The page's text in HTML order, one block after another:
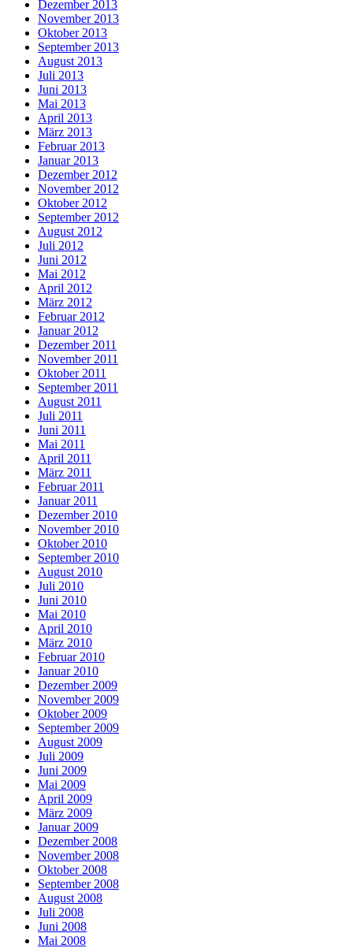
Dezember 2013
November 2013
Oktober 2013
September 2013
August 2013
Juli 2013
Juni 2013
Mai 2013
April 2013
März 2013
Februar 2013
Januar 2013
Dezember 2012
November 2012
Oktober 2012
September 2012
August 2012
Juli 2012
Juni 2012
Mai 2012
April 2012
März 2012
Februar 2012
Januar 2012
Dezember 2011
November 2011
Oktober 2011
September 2011
August 2011
Juli 2011
Juni 2011
Mai 2011
April 2011
März 2011
Februar 2011
Januar 2011
Dezember 2010
November 2010
Oktober 2010
September 2010
August 2010
Juli 2010
Juni 2010
Mai 2010
April 2010
März 2010
Februar 2010
Januar 2010
Dezember 2009
November 2009
Oktober 2009
September 2009
August 2009
Juli 2009
Juni 2009
Mai 2009
April 2009
März 2009
Januar 2009
Dezember 2008
November 2008
Oktober 2008
September 2008
August 2008
Juli 2008
Juni 2008
Mai 2008